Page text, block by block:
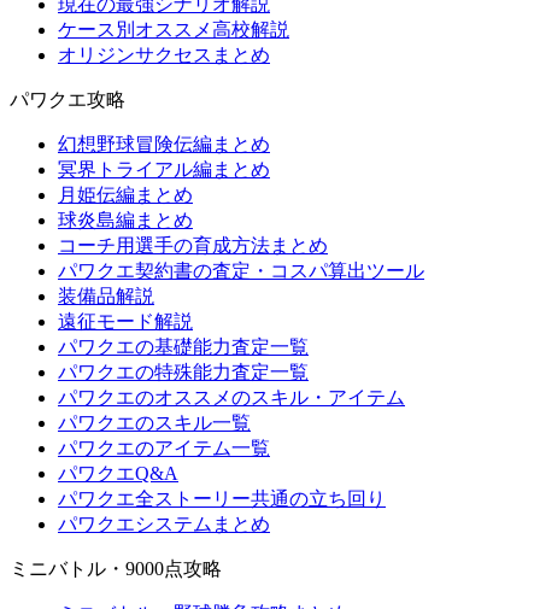
現在の最強シナリオ解説
ケース別オススメ高校解説
オリジンサクセスまとめ
パワクエ攻略
幻想野球冒険伝編まとめ
冥界トライアル編まとめ
月姫伝編まとめ
球炎島編まとめ
コーチ用選手の育成方法まとめ
パワクエ契約書の査定・コスパ算出ツール
装備品解説
遠征モード解説
パワクエの基礎能力査定一覧
パワクエの特殊能力査定一覧
パワクエのオススメのスキル・アイテム
パワクエのスキル一覧
パワクエのアイテム一覧
パワクエQ&A
パワクエ全ストーリー共通の立ち回り
パワクエシステムまとめ
ミニバトル・9000点攻略